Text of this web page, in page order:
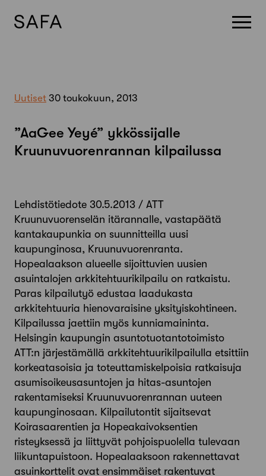
Uutiset 30 toukokuun, 2013
”AaGee Yeyé” ykkössijalle
Kruunuvuorenrannan kilpailussa
Lehdistötiedote 30.5.2013 / ATT
Kruunuvuorenselän itärannalle, vastapäätä
kantakaupunkia on suunnitteilla uusi
kaupunginosa, Kruunuvuorenranta.
Hopealaakson alueelle sijoittuvien uusien
asuintalojen arkkitehtuurikilpailu on ratkaistu.
Paras kilpailutyö edustaa laadukasta
arkkitehtuuria hienovaraisine yksityiskohtineen.
Kilpailussa jaettiin myös kunniamaininta.
Helsingin kaupungin asuntotuotantotoimisto
ATT:n järjestämällä arkkitehtuurikilpailulla etsittiin
korkeatasoisia ja toteuttamiskelpoisia ratkaisuja
asumisoikeusasuntojen ja hitas-asuntojen
rakentamiseksi Kruunuvuorenrannan uuteen
kaupunginosaan. Kilpailutontit sijaitsevat
Koirasaarentien ja Hopeakaivoksentien
risteyksessä ja liittyvät pohjoispuolella tulevaan
liikuntapuistoon. Hopealaaksoon rakennettavat
asuinkorttelit ovat ensimmäiset rakentuvat